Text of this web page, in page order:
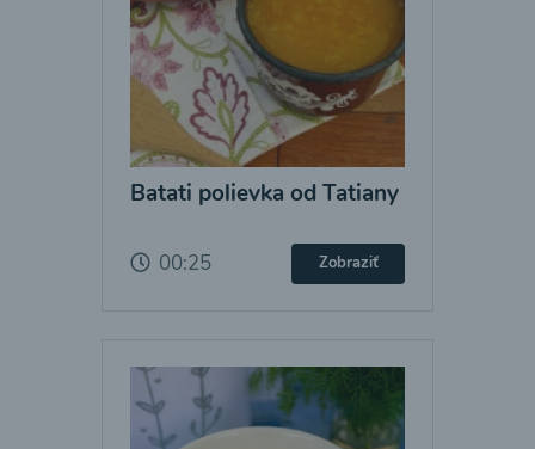
Batati polievka od Tatiany
00:25 Zobraziť